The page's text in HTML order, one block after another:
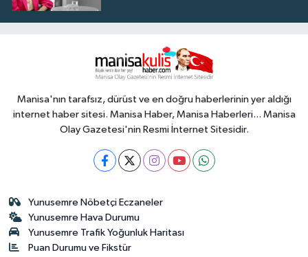
Manisa'nın tarafsız, dürüst ve en doğru haberlerinin yer aldığı
internet haber sitesi. Manisa Haber, Manisa Haberleri... Manisa
Olay Gazetesi'nin Resmi İnternet Sitesidir.
Yunusemre Nöbetçi Eczaneler
Yunusemre Hava Durumu
Yunusemre Trafik Yoğunluk Haritası
Puan Durumu ve Fikstür